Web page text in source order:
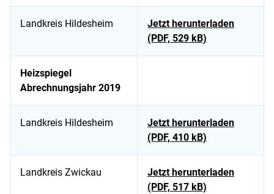
Landkreis Hildesheim
Jetzt herunterladen
(PDF, 529 kB)
Heizspiegel
Abrechnungsjahr 2019
Landkreis Hildesheim
Jetzt herunterladen
(PDF, 410 kB)
Landkreis Zwickau
Jetzt herunterladen
(PDF, 517 kB)